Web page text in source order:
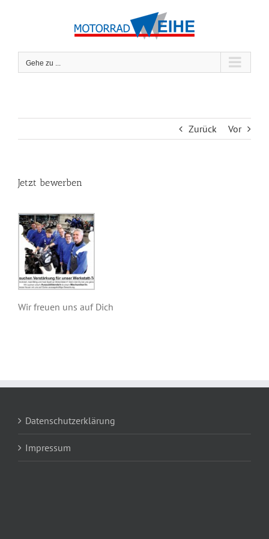
Gehe zu ...
Zurück Vor
Jetzt bewerben
Wir freuen uns auf Dich
Datenschutzerklärung
Impressum